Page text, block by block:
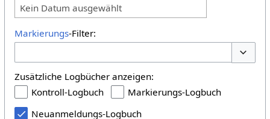
Kein Datum ausgewählt
Markierungs-Filter:
Zusätzliche Logbücher anzeigen:
Kontroll-Logbuch
Markierungs-Logbuch
Neuanmeldungs-Logbuch